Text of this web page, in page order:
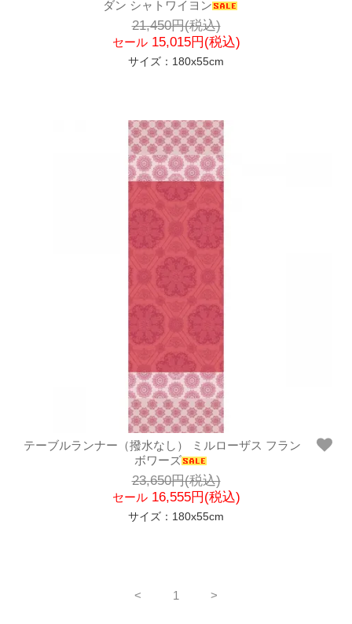
ダン シャトワイヨン
21,450円(税込)
セール15,015円(税込)
サイズ：180x55cm
テーブルランナー（撥水なし） ミルローザス フラン
ボワーズ
23,650円(税込)
セール16,555円(税込)
サイズ：180x55cm
< 1 >